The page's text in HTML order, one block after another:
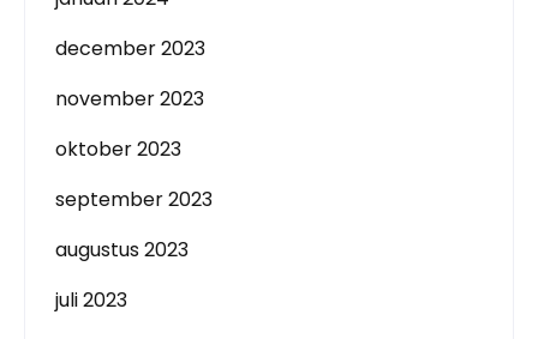
december 2023
november 2023
oktober 2023
september 2023
augustus 2023
juli 2023